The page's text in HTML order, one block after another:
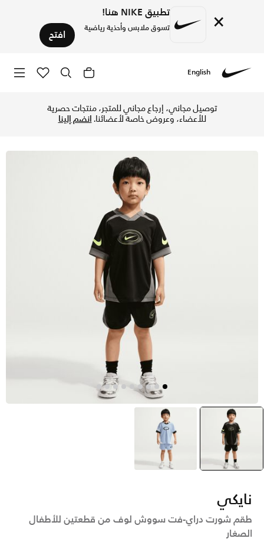
× تطبيق NIKE هنا!
تسوق ملابس وأحذية رياضية افتح
English
توصيل مجاني، إرجاع مجاني للمتجر، منتجات حصرية
للأعضاء، وعروض خاصة لأعضائنا.انضم إلينا
selected
أسود أزرق
نايكي
طقم شورت دراي-فت سووش لوف من قطعتين للأطفال
الصغار